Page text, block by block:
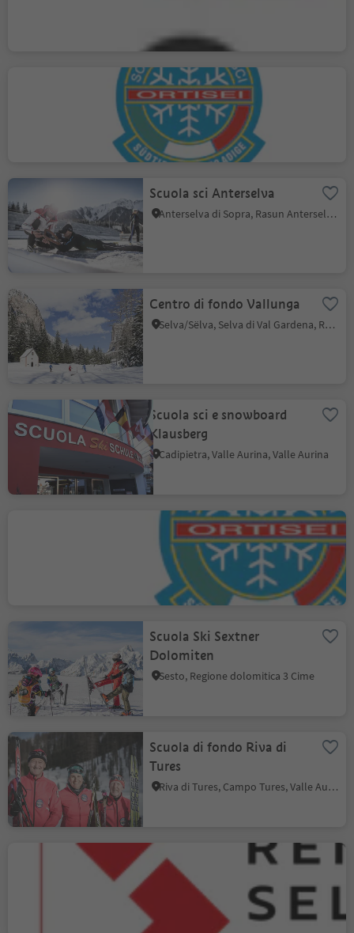
Scuola sci & snowboard
Ortisei - Mardolomit
Scuola sci Anterselva
Anterselva di Sopra, Rasun Anterselva, Regione dolomitica Plan de Corones
Centro di fondo Vallunga
Selva/Sëlva, Selva di Val Gardena, Regione dolomitica Val Gardena
Scuola sci e snowboard
Klausberg
Cadipietra, Valle Aurina, Valle Aurina
Scuola sci & snowboard
Ortisei
Ortisei/Urtijëi, Ortisei, Regione dolomitica Val Gardena
Scuola Ski Sextner
Dolomiten
Sesto, Regione dolomitica 3 Cime
Scuola di fondo Riva di
Tures
Riva di Tures, Campo Tures, Valle Aurina
Quality Rental Scuola Sci
Selva